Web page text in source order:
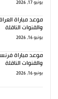
يونيو 17, 2026
والقنوات الناقلة
يونيو 16, 2026
والقنوات الناقلة
يونيو 16, 2026